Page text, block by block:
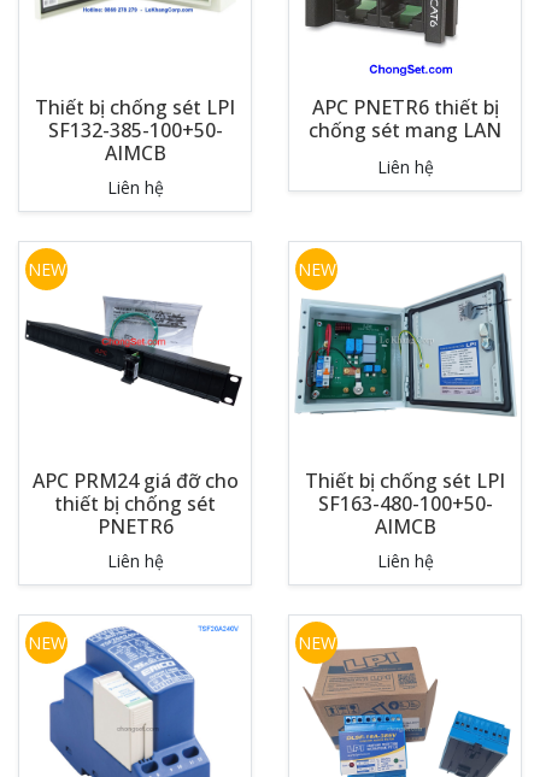
Thiết bị chống sét LPI
SF132-385-100+50-
AIMCB
Liên hệ
APC PNETR6 thiết bị
chống sét mang LAN
Liên hệ
NEW
APC PRM24 giá đỡ cho
thiết bị chống sét
PNETR6
Liên hệ
NEW
Thiết bị chống sét LPI
SF163-480-100+50-
AIMCB
Liên hệ
NEW NEW